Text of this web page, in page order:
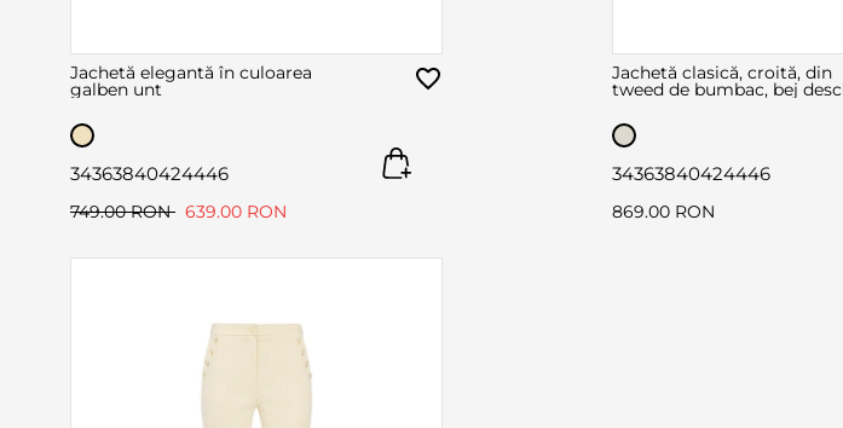
Jachetă elegantă în culoarea
galben unt
34363840424446
749.00 RON 639.00 RON
Jachetă clasică, croită, din
tweed de bumbac, bej
34363840424446
869.00 RON